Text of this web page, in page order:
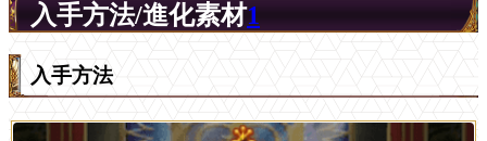
入手方法/進化素材1
入手方法